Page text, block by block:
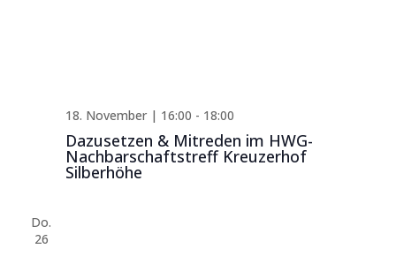
Dazusetzen & Mitreden im HWG-
Nachbarschaftstreff Kreuzerhof
Silberhöhe
18. November | 16:00 - 18:00
Do.
26